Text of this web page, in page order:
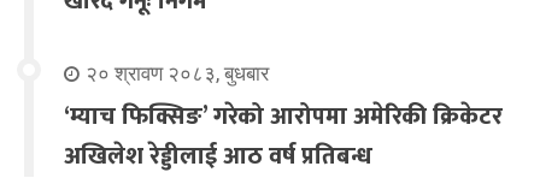
२० श्रावण २०८३, बुधबार
‘म्याच फिक्सिङ’ गरेको आरोपमा अमेरिकी क्रिकेटर
अखिलेश रेड्डीलाई आठ वर्ष प्रतिबन्ध